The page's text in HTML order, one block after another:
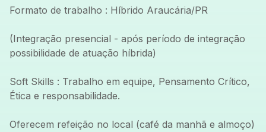
Formato de trabalho : Híbrido Araucária/PR
(Integração presencial - após período de integração
possibilidade de atuação híbrida)
Soft Skills : Trabalho em equipe, Pensamento Crítico,
Ética e responsabilidade.
Oferecem refeição no local (café da manhã e almoço)